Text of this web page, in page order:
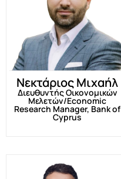
Νεκτάριος Μιχαήλ
Διευθυντής Οικονομικών
Μελετών/Economic
Research Manager, Bank of
Cyprus